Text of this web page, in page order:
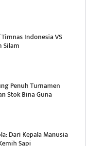
Timnas Indonesia VS
Silam
Penuh Turnamen
Stok Bina Guna
Dari Kepala Manusia
Sapi